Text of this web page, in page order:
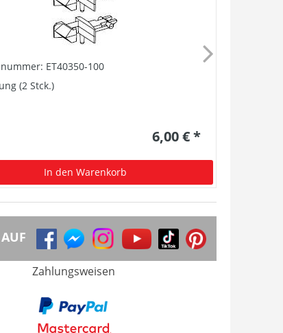
ET40350-100
(2 Stck.)
6,00 € *
In den Warenkorb
Zahlungsweisen